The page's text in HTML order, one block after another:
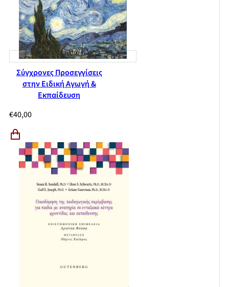
Παράρτημα: Βιωματική μαρτυρία, Μυρτώ
Σύγχρονες Προσεγγίσεις
στην Ειδική Αγωγή &
Εκπαίδευση
€40,00